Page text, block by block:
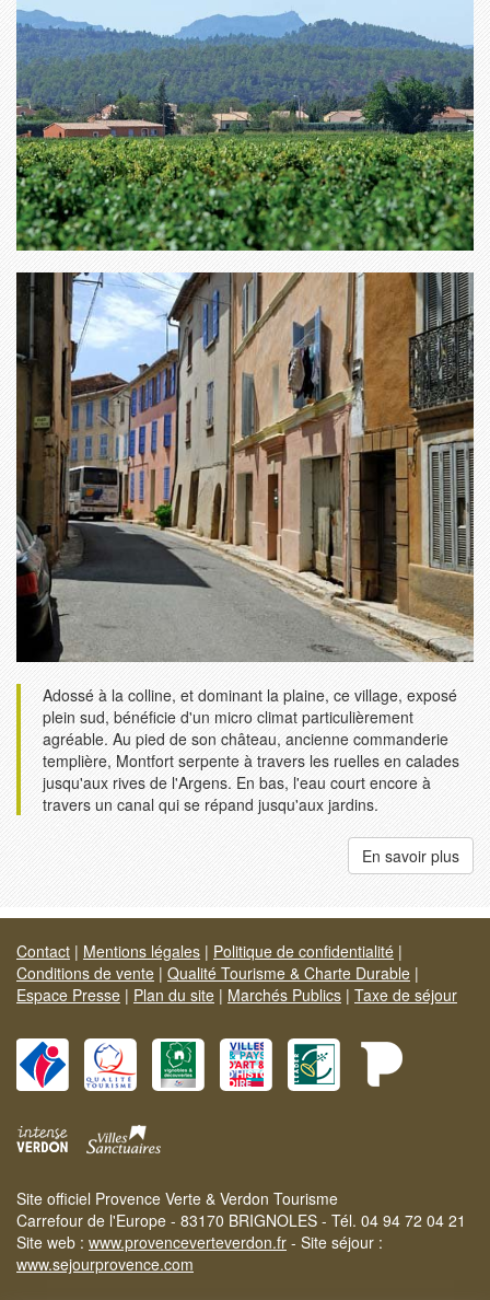
Adossé à la colline, et dominant la plaine, ce village, exposé
plein sud, bénéficie d'un micro climat particulièrement
agréable. Au pied de son château, ancienne commanderie
templière, Montfort serpente à travers les ruelles en calades
jusqu'aux rives de l'Argens. En bas, l'eau court encore à
travers un canal qui se répand jusqu'aux jardins.
En savoir plus
Contact | Mentions légales | Politique de confidentialité |
Conditions de vente | Qualité Tourisme & Charte Durable |
Espace Presse | Plan du site | Marchés Publics | Taxe de séjour
Site officiel Provence Verte & Verdon Tourisme
Carrefour de l'Europe - 83170 BRIGNOLES - Tél. 04 94 72 04 21
Site web : www.provenceverteverdon.fr - Site séjour :
www.sejourprovence.com